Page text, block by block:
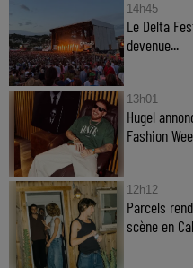
14h45
Le Delta
devenue...
13h01
Hugel
Fashion
12h12
Parcels
scène en